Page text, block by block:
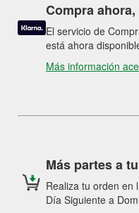
Compra
El servicio de
está ahora
Más información
Más partes a
Realiza tu orden en
Día Siguiente a